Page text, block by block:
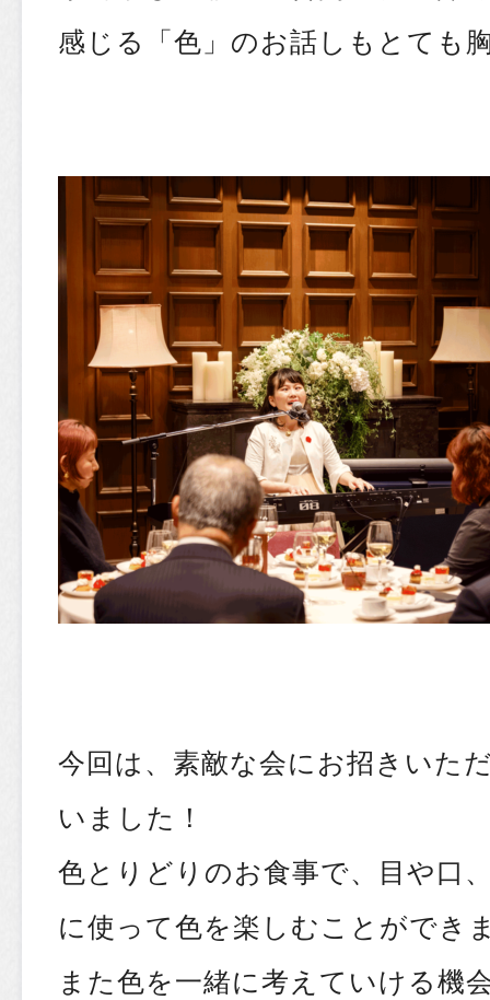
感じる「色」のお話しもとても
今回は、素敵な会にお招きいた
いました！
色とりどりのお食事で、目や口
に使って色を楽しむことができ
また色を一緒に考えていける機